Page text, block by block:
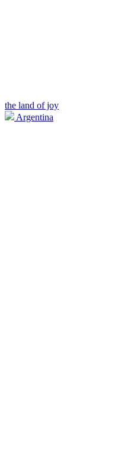
the land of joy
Argentina